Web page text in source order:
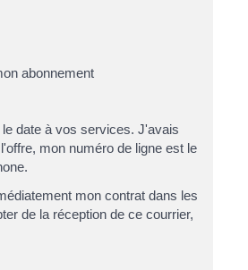
abonnement
ledate à vos services. J'avais
, mon numéro de ligne est le
.
mon contrat dans les
de la réception de ce courrier,